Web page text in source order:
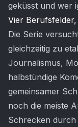
geküsst und wer
Vier
Die Serie
gleichzeitig zu
Journalismus,
halbstündige
gemeinsamer
noch die meiste
Schrecken durch